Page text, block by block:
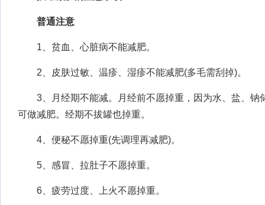
普通注意
1、贫血、心脏病不能减肥。
2、皮肤过敏、温疹、湿疹不能减肥(多毛需刮掉)。
3、月经期不能减。月经前不愿掉重，因为水、盐、钠
可做减肥。经期不拔罐也掉重。
4、便秘不愿掉重(先调理再减肥)。
5、感冒、拉肚子不愿掉重。
6、疲劳过度、上火不愿掉重。